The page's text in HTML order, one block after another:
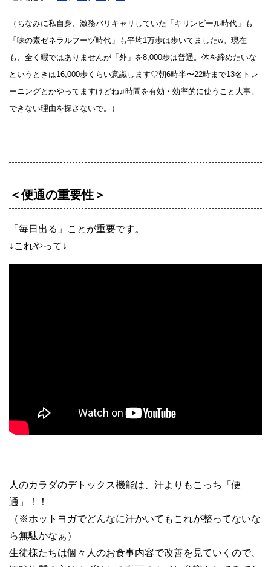
（ちなみに私自身、激務バリキャリしていた「キリンビール時代」も
「味の素ゼネラルフーヅ時代」も平均1万歩は歩いてましたw。現在
も、全く暇ではありませんが「外」を8,000歩は普通。体を締めたいな
というときは16,000歩くらい意識します♡朝6時半〜22時まで13名トレ
ーニングとかやってますけどね♫時間を有効・効率的に使うこと大事。
できない理由を探さないで。）
＜便通の重要性＞
「毎日出る」ことが重要です。
↓これやって↓
人のカラダのデトックス機能は、汗よりもこっち「便
通」！！
（※ホットヨガでどんなに汗かいてもこれが整ってないな
ら無駄かなぁ）
生徒様たちは個々人のお食事内容で改善を見ていくので、